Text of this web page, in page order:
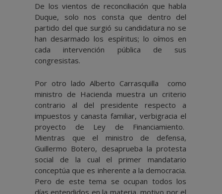
De los vientos de reconciliación que habla
Duque, solo nos consta que dentro del
partido del que surgió su candidatura no se
han desarmado los espíritus; lo oímos en
cada intervención pública de sus
congresistas.
Por otro lado Alberto Carrasquilla como
ministro de Hacienda muestra un criterio
contrario al del presidente respecto a
impuestos y canasta familiar, verbigracia el
proyecto de Ley de Financiamiento.
Mientras que el ministro de defensa,
Guillermo Botero, desaprueba la protesta
social de la cual el primer mandatario
conceptúa que es inherente a la democracia.
Pero de este tema se ocupan todos los
días entendidos en la materia, motivo por el